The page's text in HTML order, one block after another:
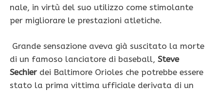
nale, in virtù del suo utiliz­zo come stimolante
per migliorare le prestazioni atletiche.
Grande sensazione aveva già su­scitato la morte
di un fa­moso lanciatore di baseball, Steve
Sechier dei Baltimore Orioles che potreb­be essere
stato la prima vittima ufficiale derivata di un